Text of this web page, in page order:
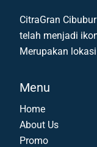
CitraGran
telah menjadi
Merupakan
Menu
Home
About Us
Promo